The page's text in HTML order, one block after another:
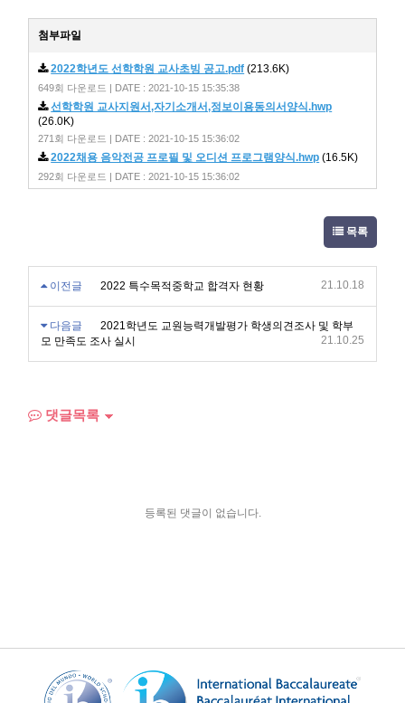
첨부파일
2022학년도 선학학원 교사초빙 공고.pdf (213.6K)
649회 다운로드 | DATE : 2021-10-15 15:35:38
선학학원 교사지원서,자기소개서,정보이용동의서양식.hwp
(26.0K)
271회 다운로드 | DATE : 2021-10-15 15:36:02
2022채용 음악전공 프로필 및 오디션 프로그램양식.hwp (16.5K)
292회 다운로드 | DATE : 2021-10-15 15:36:02
목록
이전글 2022 특수목적중학교 합격자 현황 21.10.18
다음글
2021학년도 교원능력개발평가 학생의견조사 및 학부
모 만족도 조사 실시
21.10.25
댓글목록
등록된 댓글이 없습니다.